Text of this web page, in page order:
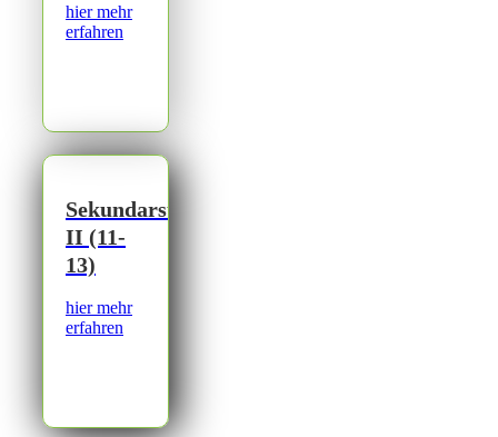
hier mehr
erfahren
Sekundarstufe
II (11-
13)
hier mehr
erfahren